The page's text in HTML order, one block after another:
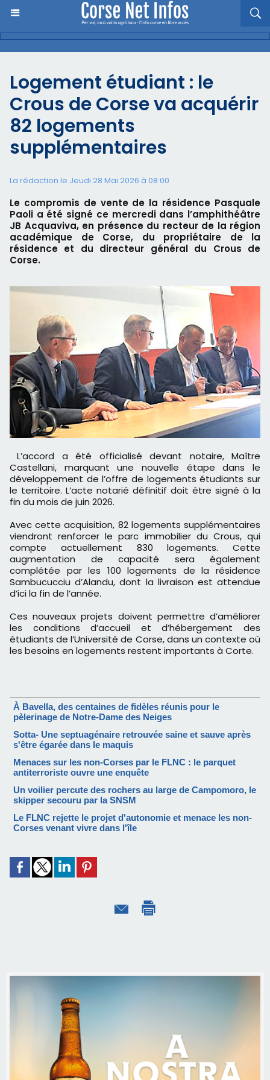
Logement étudiant : le
Crous de Corse va acquérir
82 logements
supplémentaires
La rédaction le Jeudi 28 Mai 2026 à 08:00
Le compromis de vente de la résidence Pasquale
Paoli a été signé ce mercredi dans l’amphithéâtre
JB Acquaviva, en présence du recteur de la région
académique de Corse, du propriétaire de la
résidence et du directeur général du Crous de
Corse.
L’accord a été officialisé devant notaire, Maître
Castellani, marquant une nouvelle étape dans le
développement de l’offre de logements étudiants sur
le territoire. L’acte notarié définitif doit être signé à la
fin du mois de juin 2026.
Avec cette acquisition, 82 logements supplémentaires
viendront renforcer le parc immobilier du Crous, qui
compte actuellement 830 logements. Cette
augmentation de capacité sera également
complétée par les 100 logements de la résidence
Sambucucciu d’Alandu, dont la livraison est attendue
d’ici la fin de l’année.
Ces nouveaux projets doivent permettre d’améliorer
les conditions d’accueil et d’hébergement des
étudiants de l’Université de Corse, dans un contexte où
les besoins en logements restent importants à Corte.
À Bavella, des centaines de fidèles réunis pour le
pèlerinage de Notre-Dame des Neiges
Sotta- Une septuagénaire retrouvée saine et sauve après
s'être égarée dans le maquis
Menaces sur les non-Corses par le FLNC : le parquet
antiterroriste ouvre une enquête
Un voilier percute des rochers au large de Campomoro, le
skipper secouru par la SNSM
Le FLNC rejette le projet d'autonomie et menace les non-
Corses venant vivre dans l'île